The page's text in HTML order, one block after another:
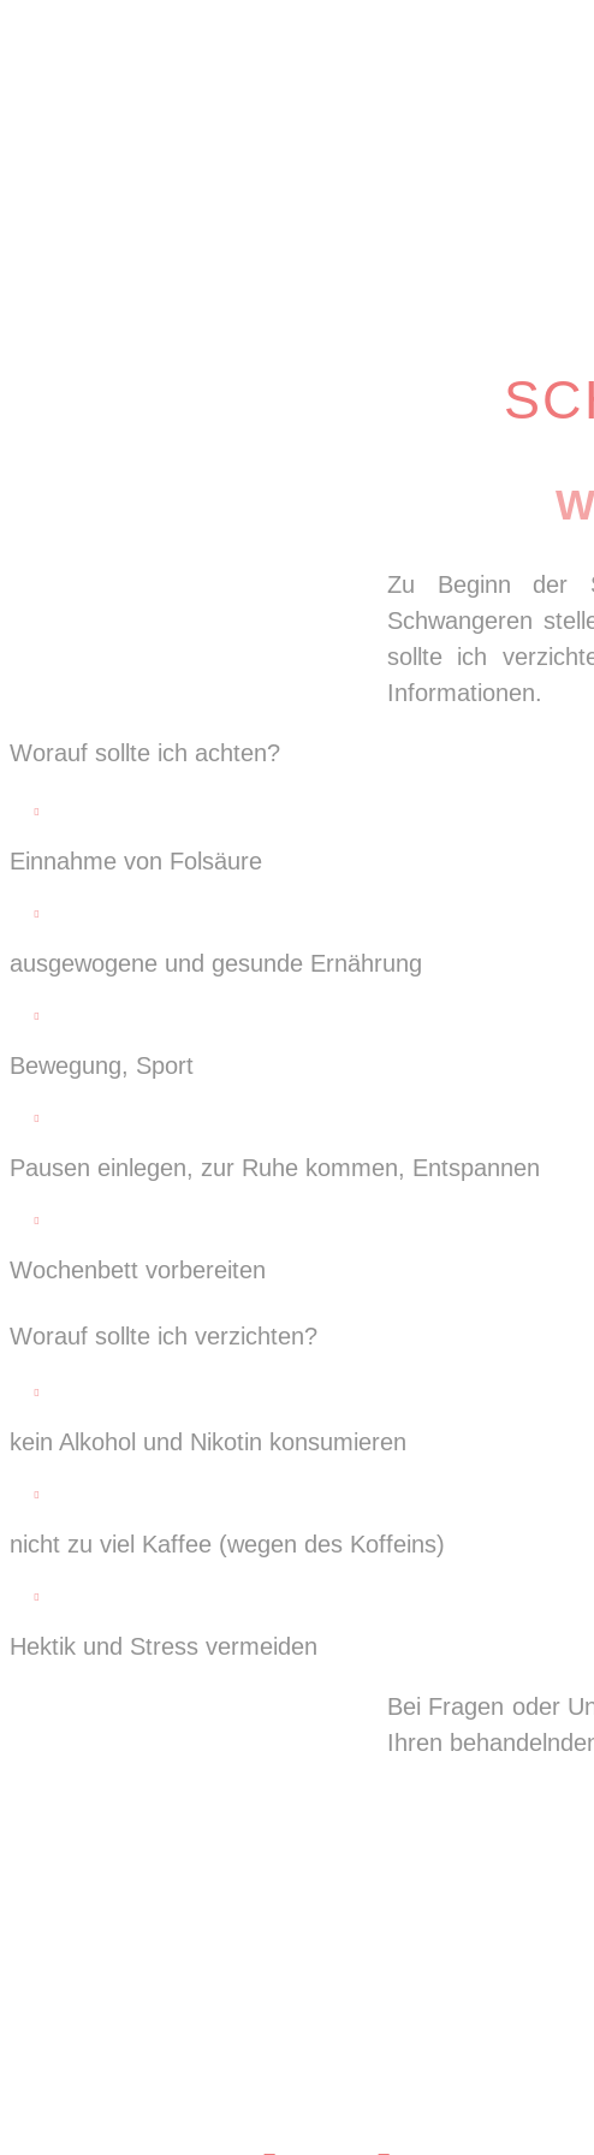
Zu Beginn der
Schwangeren
sollte ich
Informationen.
Worauf sollte ich achten?

Einnahme von Folsäure

ausgewogene und gesunde Ernährung

Bewegung, Sport

Pausen einlegen, zur Ruhe kommen, Entspannen

Wochenbett vorbereiten
Worauf sollte ich verzichten?

kein Alkohol und Nikotin konsumieren

nicht zu viel Kaffee (wegen des Koffeins)

Hektik und Stress vermeiden
Bei Fragen oder
Ihren